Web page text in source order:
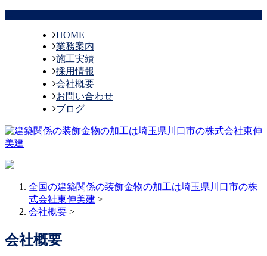
HOME
業務案内
施工実績
採用情報
会社概要
お問い合わせ
ブログ
全国の建築関係の装飾金物の加工は埼玉県川口市の株
式会社東伸美建 >
会社概要 >
会社概要